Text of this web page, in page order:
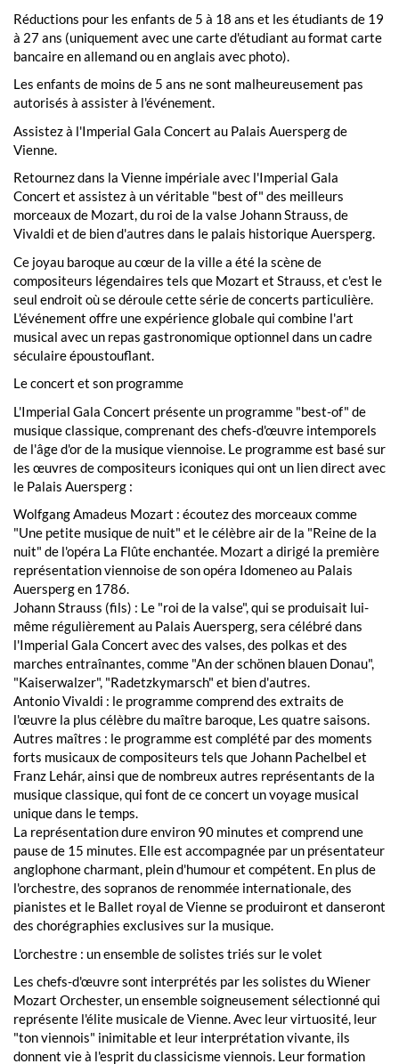
Réductions pour les enfants de 5 à 18 ans et les étudiants de 19
à 27 ans (uniquement avec une carte d'étudiant au format carte
bancaire en allemand ou en anglais avec photo).
Les enfants de moins de 5 ans ne sont malheureusement pas
autorisés à assister à l'événement.
Assistez à l'Imperial Gala Concert au Palais Auersperg de
Vienne.
Retournez dans la Vienne impériale avec l'Imperial Gala
Concert et assistez à un véritable "best of" des meilleurs
morceaux de Mozart, du roi de la valse Johann Strauss, de
Vivaldi et de bien d'autres dans le palais historique Auersperg.
Ce joyau baroque au cœur de la ville a été la scène de
compositeurs légendaires tels que Mozart et Strauss, et c'est le
seul endroit où se déroule cette série de concerts particulière.
L'événement offre une expérience globale qui combine l'art
musical avec un repas gastronomique optionnel dans un cadre
séculaire époustouflant.
Le concert et son programme
L'Imperial Gala Concert présente un programme "best-of" de
musique classique, comprenant des chefs-d'œuvre intemporels
de l'âge d'or de la musique viennoise. Le programme est basé sur
les œuvres de compositeurs iconiques qui ont un lien direct avec
le Palais Auersperg :
Wolfgang Amadeus Mozart : écoutez des morceaux comme
"Une petite musique de nuit" et le célèbre air de la "Reine de la
nuit" de l'opéra La Flûte enchantée. Mozart a dirigé la première
représentation viennoise de son opéra Idomeneo au Palais
Auersperg en 1786.
Johann Strauss (fils) : Le "roi de la valse", qui se produisait lui-
même régulièrement au Palais Auersperg, sera célébré dans
l'Imperial Gala Concert avec des valses, des polkas et des
marches entraînantes, comme "An der schönen blauen Donau",
"Kaiserwalzer", "Radetzkymarsch" et bien d'autres.
Antonio Vivaldi : le programme comprend des extraits de
l'œuvre la plus célèbre du maître baroque, Les quatre saisons.
Autres maîtres : le programme est complété par des moments
forts musicaux de compositeurs tels que Johann Pachelbel et
Franz Lehár, ainsi que de nombreux autres représentants de la
musique classique, qui font de ce concert un voyage musical
unique dans le temps.
La représentation dure environ 90 minutes et comprend une
pause de 15 minutes. Elle est accompagnée par un présentateur
anglophone charmant, plein d'humour et compétent. En plus de
l'orchestre, des sopranos de renommée internationale, des
pianistes et le Ballet royal de Vienne se produiront et danseront
des chorégraphies exclusives sur la musique.
L'orchestre : un ensemble de solistes triés sur le volet
Les chefs-d'œuvre sont interprétés par les solistes du Wiener
Mozart Orchester, un ensemble soigneusement sélectionné qui
représente l'élite musicale de Vienne. Avec leur virtuosité, leur
"ton viennois" inimitable et leur interprétation vivante, ils
donnent vie à l'esprit du classicisme viennois. Leur formation